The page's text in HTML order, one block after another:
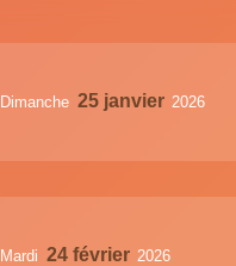
Dimanche 25 janvier 2026
Mardi 24 février 2026